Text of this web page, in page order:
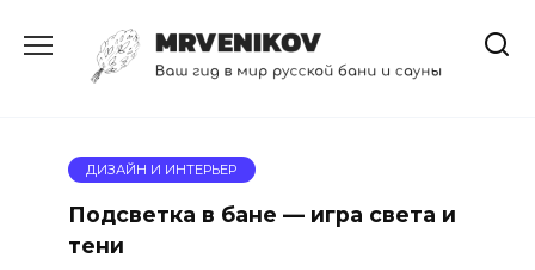
содержанию
ДИЗАЙН И ИНТЕРЬЕР
Подсветка в бане — игра света и
тени